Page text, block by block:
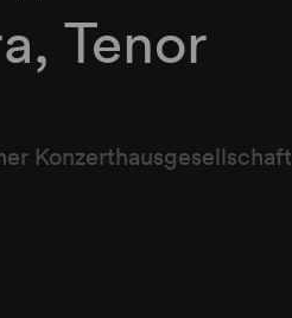
Tenor
Konzerthausgesellschaft